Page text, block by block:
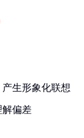
产生形象化联想
解偏差